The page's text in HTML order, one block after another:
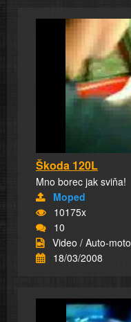
Škoda 120L
Mno borec jak sviňa!
Moped
10175x
10
Video / Auto-moto
18/03/2008